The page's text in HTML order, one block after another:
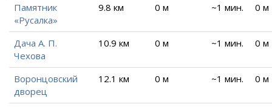
Памятник
«Русалка»
9.8 км 0 м ~1 мин. 0 м
Дача А. П.
Чехова
10.9 км 0 м ~1 мин. 0 м
Воронцовский
дворец
12.1 км 0 м ~1 мин. 0 м